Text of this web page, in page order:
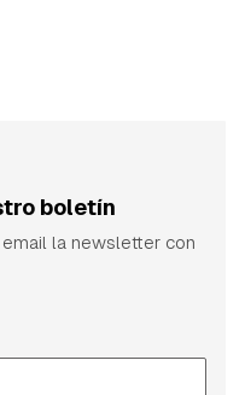
boletín
la newsletter con